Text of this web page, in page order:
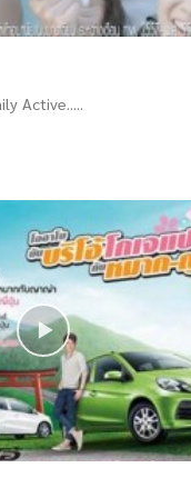
Active.....